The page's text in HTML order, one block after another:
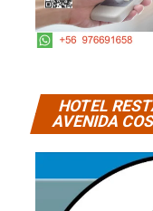
HOTEL
AVENIDA